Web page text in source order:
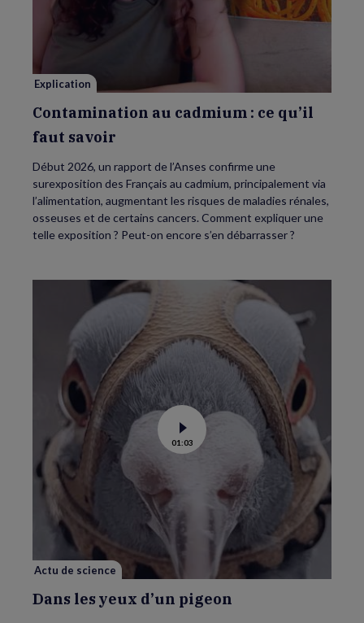
cadmium :
Explication
Contamination au cadmium : ce qu’il
faut savoir
Début 2026, un rapport de l’Anses confirme une
surexposition des Français au cadmium, principalement via
l’alimentation, augmentant les risques de maladies rénales,
osseuses et de certains cancers. Comment expliquer une
telle exposition ? Peut-on encore s’en débarrasser ?
Voir
la
vidéo
01:03
Actu de science
Dans les yeux d’un pigeon